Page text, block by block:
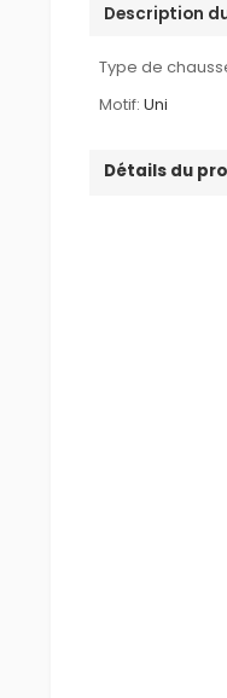
Description
Type de
Motif: Uni
Détails du